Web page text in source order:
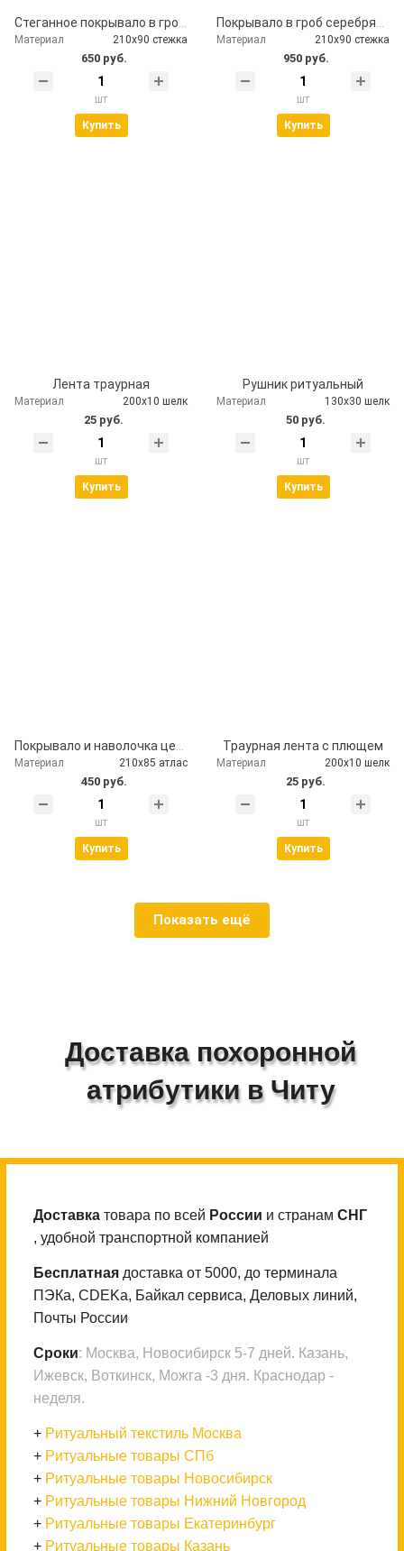
Стеганное покрывало в гроб церковь
Материал 210х90 стежка
650 руб.
шт
Купить
Покрывало в гроб серебряное
Материал 210х90 стежка
950 руб.
шт
Купить
Лента траурная
Материал 200х10 шелк
25 руб.
шт
Купить
Рушник ритуальный
Материал 130х30 шелк
50 руб.
шт
Купить
Материал 210х85 атлас
450 руб.
шт
Купить
Траурная лента с плющем
Материал 200х10 шелк
25 руб.
шт
Купить
Показать ещё
Доставка похоронной
атрибутики в Читу
Доставка товара по всей России и странам СНГ
, удобной транспортной компанией
Бесплатная доставка от 5000, до терминала
ПЭКа, CDEKа, Байкал сервиса, Деловых линий,
Почты России
Сроки: Москва, Новосибирск 5-7 дней. Казань,
Ижевск, Воткинск, Можга -3 дня. Краснодар -
неделя.
+ Ритуальный текстиль Москва
+ Ритуальные товары СПб
+ Ритуальные товары Новосибирск
+ Ритуальные товары Нижний Новгород
+ Ритуальные товары Екатеринбург
+ Ритуальные товары Казань